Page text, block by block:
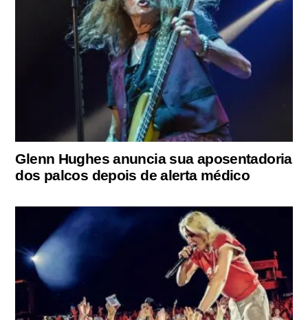
Glenn Hughes anuncia sua aposentadoria
dos palcos depois de alerta médico